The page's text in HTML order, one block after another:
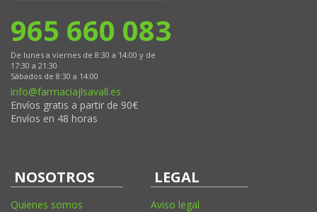
965 660 083
De lunes a viernes de 8:30 a 14:00 y de
17:30 a 21:30
Sábados de 8:30 a 14:00
info@farmaciajlsavall.es
Envíos gratis a partir de 90€
Envíos en 48 horas
NOSOTROS
Quienes somos
LEGAL
Aviso legal